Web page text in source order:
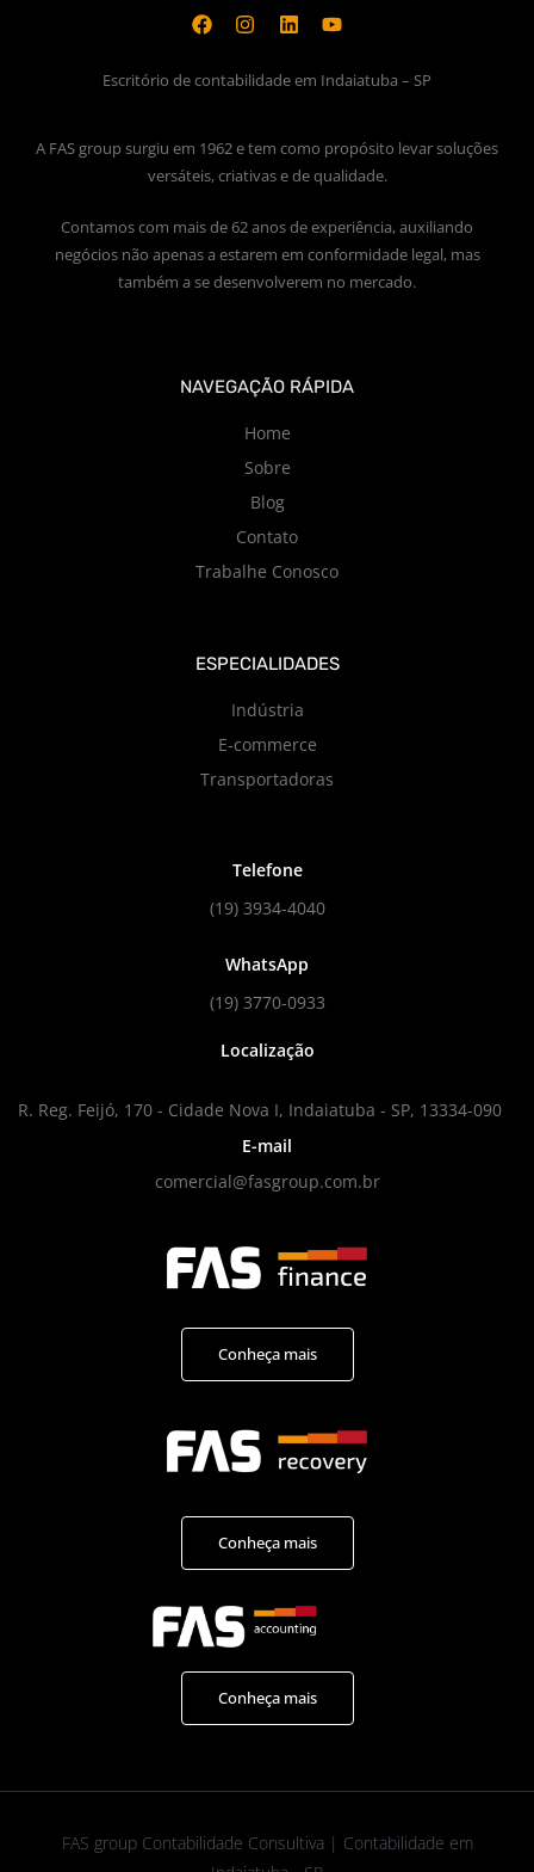
Escritório de contabilidade em Indaiatuba – SP
A FAS group surgiu em 1962 e tem como propósito levar soluções
versáteis, criativas e de qualidade.
Contamos com mais de 62 anos de experiência, auxiliando
negócios não apenas a estarem em conformidade legal, mas
também a se desenvolverem no mercado.
NAVEGAÇÃO RÁPIDA
Home
Sobre
Blog
Contato
Trabalhe Conosco
ESPECIALIDADES
Indústria
E-commerce
Transportadoras
Telefone
(19) 3934-4040
WhatsApp
(19) 3770-0933
Localização
R. Reg. Feijó, 170 - Cidade Nova I, Indaiatuba - SP, 13334-090
E-mail
comercial@fasgroup.com.br
Conheça mais
Conheça mais
Conheça mais
FAS group Contabilidade Consultiva | Contabilidade em